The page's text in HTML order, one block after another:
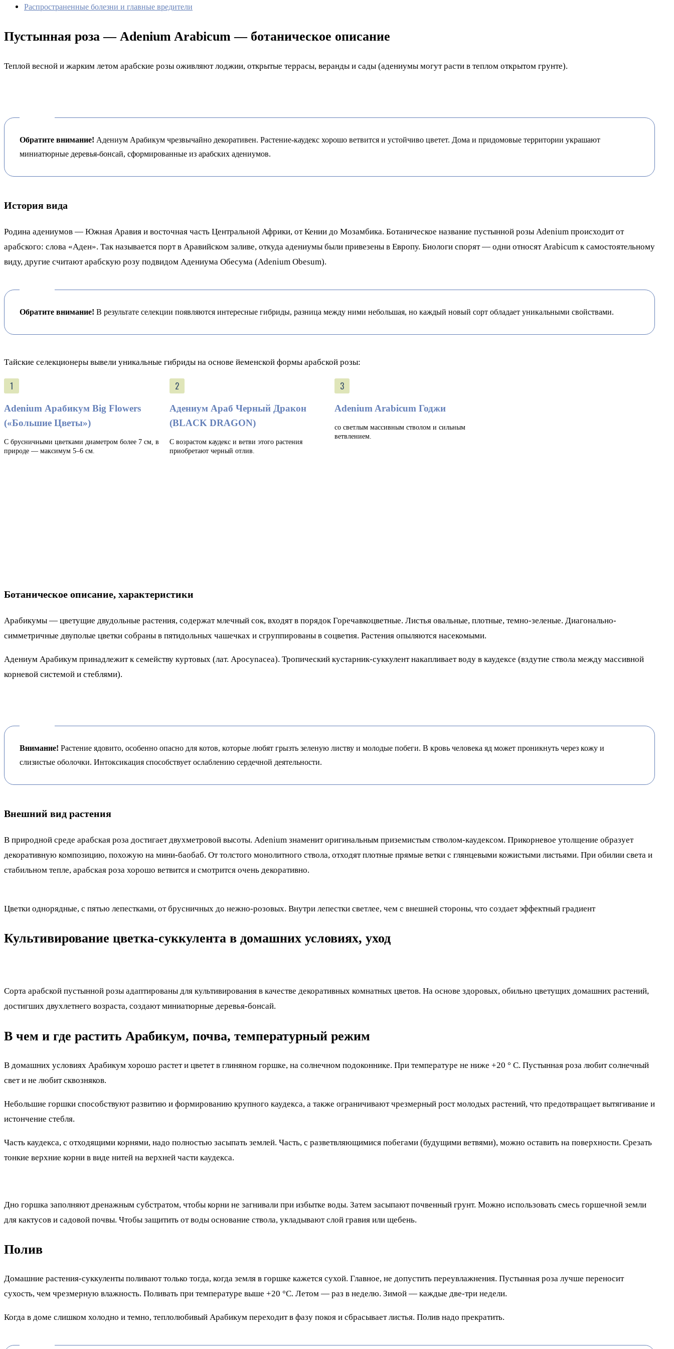
Распространенные болезни и главные вредители
Пустынная роза — Adenium Arabicum — ботаническое описание
Теплой весной и жарким летом арабские розы оживляют лоджии, открытые террасы, веранды и сады (адениумы могут расти в теплом открытом грунте).
Обратите внимание! Адениум Арабикум чрезвычайно декоративен. Растение-каудекс хорошо ветвится и устойчиво цветет. Дома и придомовые территории украшают
миниатюрные деревья-бонсай, сформированные из арабских адениумов.
История вида
Родина адениумов — Южная Аравия и восточная часть Центральной Африки, от Кении до Мозамбика. Ботаническое название пустынной розы Adenium происходит от
арабского: слова «Аден». Так называется порт в Аравийском заливе, откуда адениумы были привезены в Европу. Биологи спорят — одни относят Arabicum к самостоятельному
виду, другие считают арабскую розу подвидом Адениума Обесума (Adenium Obesum).
Обратите внимание! В результате селекции появляются интересные гибриды, разница между ними небольшая, но каждый новый сорт обладает уникальными свойствами.
Тайские селекционеры вывели уникальные гибриды на основе йеменской формы арабской розы:
Adenium Арабикум Big Flowers
(«Большие Цветы»)
С брусничными цветками диаметром более 7 см, в
природе — максимум 5–6 см.
Адениум Араб Черный Дракон
(BLACK DRAGON)
С возрастом каудекс и ветви этого растения
приобретают черный отлив.
Adenium Arabicum Годжи
со светлым массивным стволом и сильным
ветвлением.
Ботаническое описание, характеристики
Арабикумы — цветущие двудольные растения, содержат млечный сок, входят в порядок Горечавкоцветные. Листья овальные, плотные, темно-зеленые. Диагонально-
симметричные двуполые цветки собраны в пятидольных чашечках и сгруппированы в соцветия. Растения опыляются насекомыми.
Адениум Арабикум принадлежит к семейству куртовых (лат. Apocynacea). Тропический кустарник-суккулент накапливает воду в каудексе (вздутие ствола между массивной
корневой системой и стеблями).
Внимание! Растение ядовито, особенно опасно для котов, которые любят грызть зеленую листву и молодые побеги. В кровь человека яд может проникнуть через кожу и
слизистые оболочки. Интоксикация способствует ослаблению сердечной деятельности.
Внешний вид растения
В природной среде арабская роза достигает двухметровой высоты. Adenium знаменит оригинальным приземистым стволом-каудексом. Прикорневое утолщение образует
декоративную композицию, похожую на мини-баобаб. От толстого монолитного ствола, отходят плотные прямые ветки с глянцевыми кожистыми листьями. При обилии света и
стабильном тепле, арабская роза хорошо ветвится и смотрится очень декоративно.
Цветки однорядные, с пятью лепестками, от брусничных до нежно-розовых. Внутри лепестки светлее, чем с внешней стороны, что создает эффектный градиент
Культивирование цветка-суккулента в домашних условиях, уход
Сорта арабской пустынной розы адаптированы для культивирования в качестве декоративных комнатных цветов. На основе здоровых, обильно цветущих домашних растений,
достигших двухлетнего возраста, создают миниатюрные деревья-бонсай.
В чем и где растить Арабикум, почва, температурный режим
В домашних условиях Арабикум хорошо растет и цветет в глиняном горшке, на солнечном подоконнике. При температуре не ниже +20 ° C. Пустынная роза любит солнечный
свет и не любит сквозняков.
Небольшие горшки способствуют развитию и формированию крупного каудекса, а также ограничивают чрезмерный рост молодых растений, что предотвращает вытягивание и
истончение стебля.
Часть каудекса, с отходящими корнями, надо полностью засыпать землей. Часть, с разветвляющимися побегами (будущими ветвями), можно оставить на поверхности. Срезать
тонкие верхние корни в виде нитей на верхней части каудекса.
Дно горшка заполняют дренажным субстратом, чтобы корни не загнивали при избытке воды. Затем засыпают почвенный грунт. Можно использовать смесь горшечной земли
для кактусов и садовой почвы. Чтобы защитить от воды основание ствола, укладывают слой гравия или щебень.
Полив
Домашние растения-суккуленты поливают только тогда, когда земля в горшке кажется сухой. Главное, не допустить переувлажнения. Пустынная роза лучше переносит
сухость, чем чрезмерную влажность. Поливать при температуре выше +20 °C. Летом — раз в неделю. Зимой — каждые две-три недели.
Когда в доме слишком холодно и темно, теплолюбивый Арабикум переходит в фазу покоя и сбрасывает листья. Полив надо прекратить.